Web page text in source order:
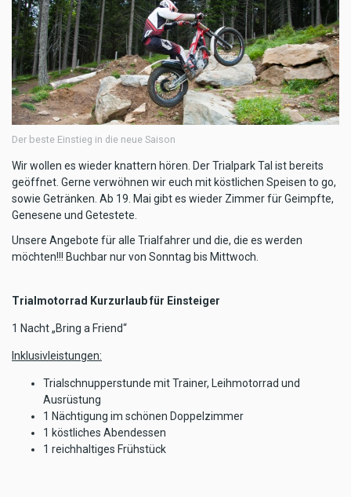
Der beste Einstieg in die neue Saison
Wir wollen es wieder knattern hören. Der Trialpark Tal ist bereits
geöffnet. Gerne verwöhnen wir euch mit köstlichen Speisen to go,
sowie Getränken. Ab 19. Mai gibt es wieder Zimmer für Geimpfte,
Genesene und Getestete.
Unsere Angebote für alle Trialfahrer und die, die es werden
möchten!!! Buchbar nur von Sonntag bis Mittwoch.
Trialmotorrad Kurzurlaub für Einsteiger
1 Nacht „Bring a Friend“
Inklusivleistungen:
Trialschnupperstunde mit Trainer, Leihmotorrad und
Ausrüstung
1 Nächtigung im schönen Doppelzimmer
1 köstliches Abendessen
1 reichhaltiges Frühstück